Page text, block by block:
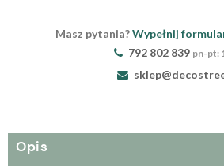
Masz pytania?Wypełnij
792 802 839 pn-pt:
Opis